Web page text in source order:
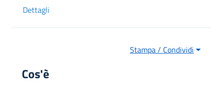
Dettagli
Stampa / Condividi
Cos'è